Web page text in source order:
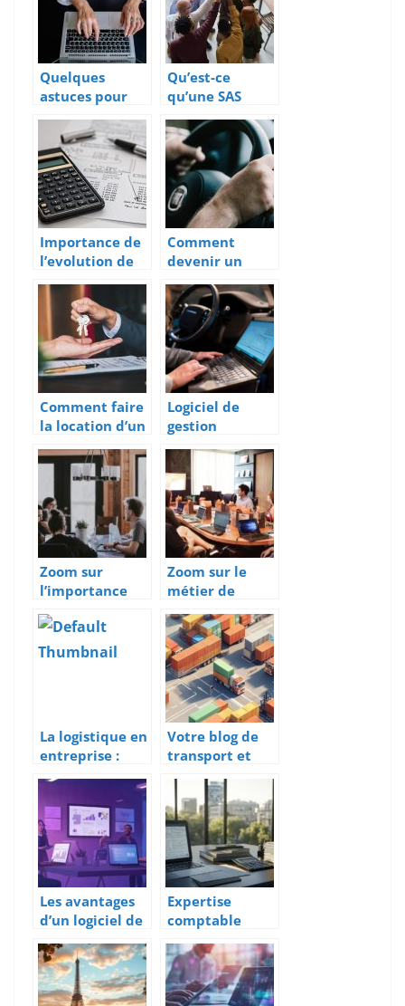
Quelques
astuces pour
trouver une
domiciliation
d’auto
entrepreneur
Qu’est-ce
qu’une SAS
(societe par
action
simplifiee) ?
Importance de
l’evolution de
la comptabilite
pour une
entreprise
Comment
devenir un
transporteur
professionnel ?
Comment faire
la location d’un
bureau ?
Logiciel de
gestion
d’interventions
: des avantages
considerables
Zoom sur
l’importance
du manager de
transition dans
une entreprise
Zoom sur le
métier de
manager
d’équipe
relation client
à distance
La logistique en
entreprise :
rôle,
importance et
gestion des
risques dans la
chaîne
d’approvisionn
ement
Votre blog de
transport et
logistique : 5
pratiques
innovantes
pour optimiser
votre chaîne
logistique
Les avantages
d’un logiciel de
gestion
commerciale
gratuit pour les
petites
Expertise
comptable
digitale a
Dieppe : le
comparatif des
meilleurs